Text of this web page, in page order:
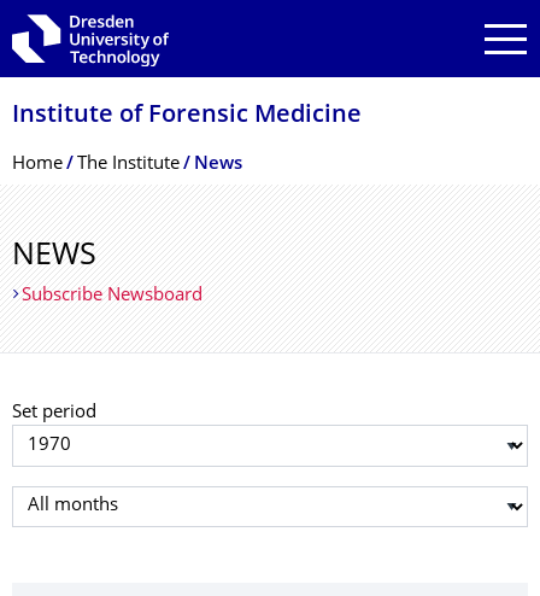
Skip to main navigation
Skip to search
Skip to content
Institute of Forensic Medicine
Breadcrumb Menu
Home The Institute News
NEWS
Subscribe Newsboard
Set period
Select year
Select month